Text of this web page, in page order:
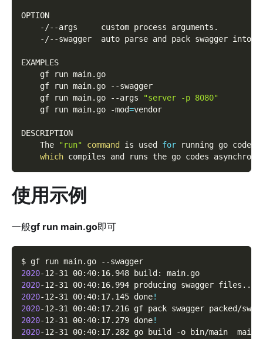
OPTION
    -/--args     custom process arguments.
-/--swagger  auto parse and pack swagger into
EXAMPLES
    gf run main.go
    gf run main.go
--swagger
    gf run main.go
--args
"server -p 8080"
    gf run main.go
-mod=vendor
DESCRIPTION
    The
"run" command is used for running go
which compiles and runs the go codes
使用示例
一般gf run main.go即可
$ gf run main.go
--swagger
2020-12-31 00:40:16.948 build: main.go
2020-12-31 00:40:16.994 producing swagger files ..
2020-12-31 00:40:17.145 done!
2020-12-31 00:40:17.216 gf pack swagger packed/
2020-12-31 00:40:17.279 done!
2020-12-31 00:40:17.282 go build -o bin/main